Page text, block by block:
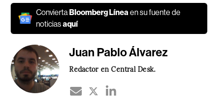
ConviertaBloomberg Línea en su fuente de
noticiasaquí
Juan Pablo Álvarez
Redactor en Central Desk.